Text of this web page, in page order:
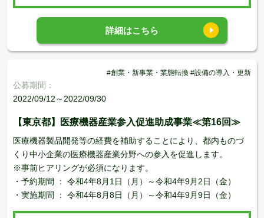
詳細はこちら
#創業・新事業・業態転換 #設備の導入・更新
公募期間：
2022/09/12～2022/09/30
【東京都】医療機器産業参入促進助成事業≪第16回≫
医療機器製品開発等の経費を補助することにより、都内ものづ
くり中小企業の医療機器産業分野への参入を促進します。
※事前ヒアリングが必須になります。
・予約期間 ： 令和4年8月1日（月）～令和4年9月2日（金）
・実施期間 ： 令和4年8月8日（月）～令和4年9月9日（金）